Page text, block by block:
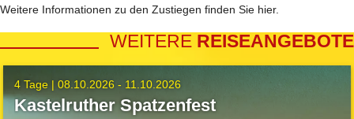
Weitere Informationen zu den Zustiegen finden Sie hier.
WEITERE REISEANGEBOTE
4 Tage |08.10.2026 - 11.10.2026
Kastelruther Spatzenfest